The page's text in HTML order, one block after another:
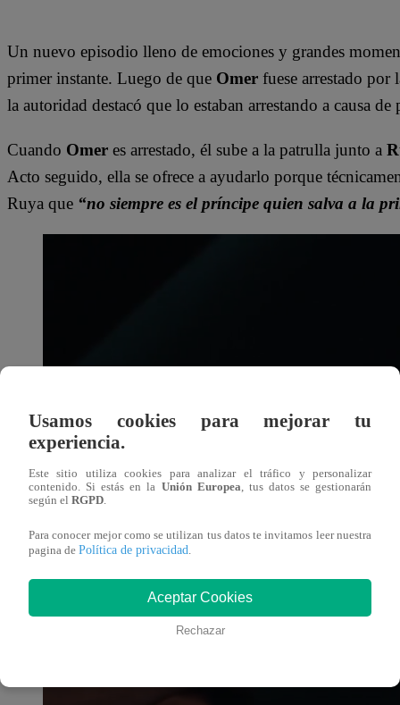
Un nuevo episodio lleno de emociones y grandes
primer instante. Luego de que Omer fuese arrestado
la autoridad destacó que lo estaban arrestando a causa
Cuando Omer es arrestado, él sube a la patrulla junto a
Acto seguido, ella se ofrece a ayudarlo porque
Ruya que “no siempre es el príncipe quien salva a la
Usamos cookies para mejorar tu
experiencia.
Este sitio utiliza cookies para analizar el tráfico y personalizar
contenido. Si estás en la Unión Europea, tus datos se gestionarán
según el RGPD.
Para conocer mejor como se utilizan tus datos te invitamos leer nuestra
pagina de Política de privacidad.
Aceptar Cookies
Rechazar